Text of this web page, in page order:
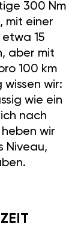
300 Nm
mit einer
15
aber mit
100 km
wir:
wie ein
nach
heben wir
Niveau,